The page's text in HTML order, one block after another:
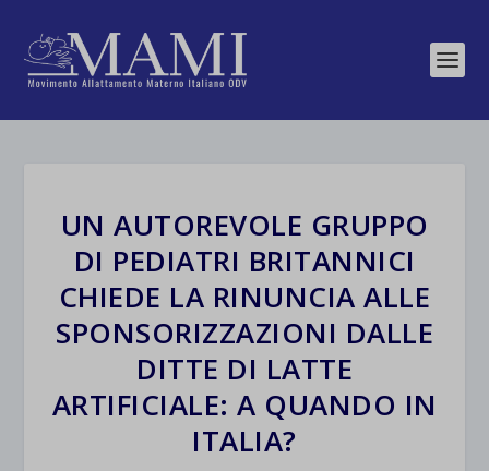
UN AUTOREVOLE GRUPPO
DI PEDIATRI BRITANNICI
CHIEDE LA RINUNCIA ALLE
SPONSORIZZAZIONI DALLE
DITTE DI LATTE
ARTIFICIALE: A QUANDO IN
ITALIA?